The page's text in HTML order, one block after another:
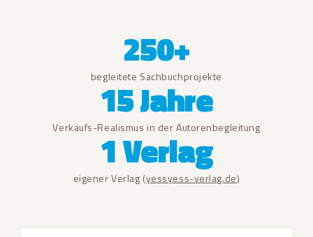
250+
begleitete Sachbuchprojekte
15 Jahre
Verkaufs-Realismus in der Autorenbegleitung
1 Verlag
eigener Verlag (yessyess-verlag.de)